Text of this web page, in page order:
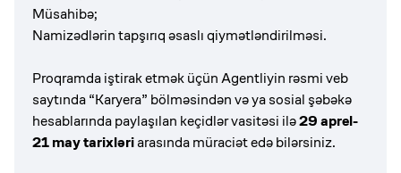
Müsahibə;
Namizədlərin tapşırıq əsaslı qiymətləndirilməsi.
Proqramda iştirak etmək üçün Agentliyin rəsmi veb
saytında “Karyera” bölməsindən və ya sosial şəbəkə
hesablarında paylaşılan keçidlər vasitəsi ilə29 aprel-
21 may tarixləriarasında müraciət edə bilərsiniz.